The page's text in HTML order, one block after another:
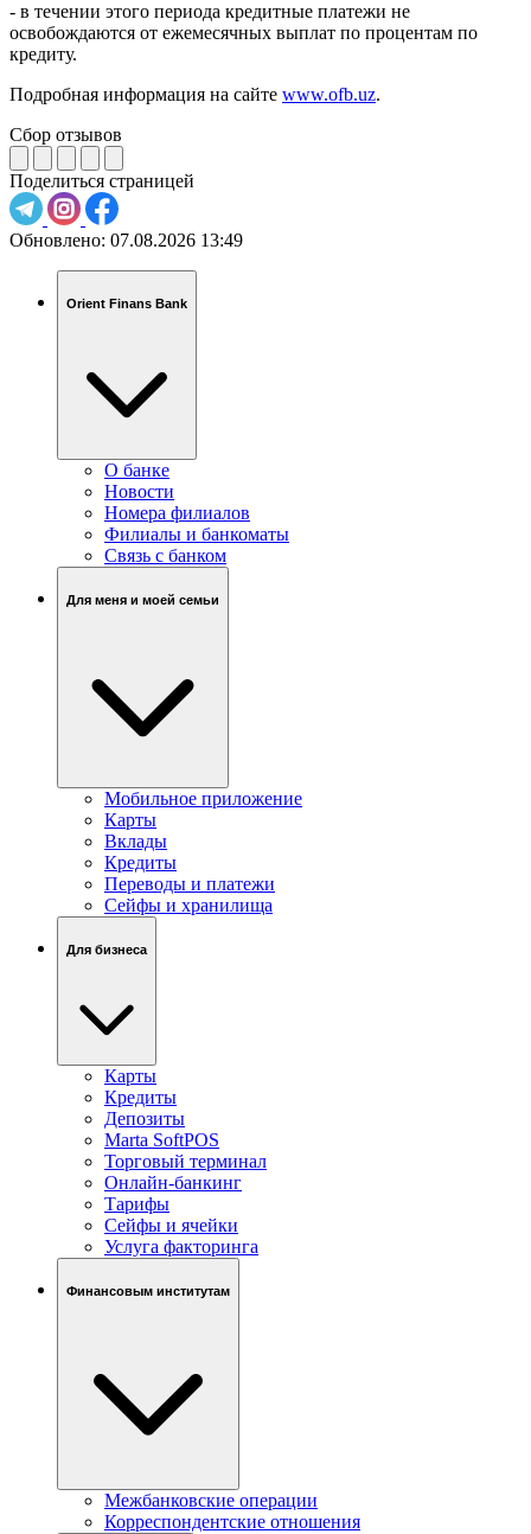
- в течении этого периода кредитные платежи не
освобождаются от ежемесячных выплат по процентам по
кредиту.
Подробная информация на сайте www.ofb.uz.
Сбор отзывов
Поделиться страницей
Обновлено: 07.08.2026 13:49
Orient Finans Bank
О банке
Новости
Номера филиалов
Филиалы и банкоматы
Связь c банком
Для меня и моей семьи
Мобильное приложение
Карты
Вклады
Кредиты
Переводы и платежи
Сейфы и хранилища
Для бизнеса
Карты
Кредиты
Депозиты
Marta SoftPOS
Торговый терминал
Онлайн-банкинг
Тарифы
Сейфы и ячейки
Услуга факторинга
Финансовым институтам
Межбанковские операции
Корреспондентские отношения